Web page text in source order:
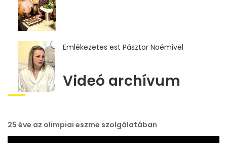
Emlékezetes est Pásztor Noémivel
Videó archívum
25 éve az olimpiai eszme szolgálatában